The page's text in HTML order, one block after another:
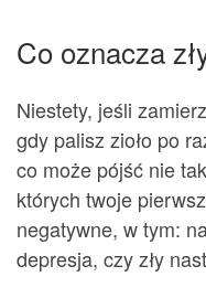
Co oznacza
Niestety, jeśli
gdy palisz zioło po
co może pójść nie
których twoje
negatywne, w tym:
depresja, czy zły